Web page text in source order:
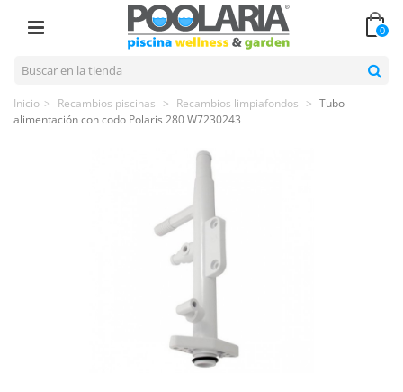
0
Inicio > Recambios piscinas > Recambios limpiafondos > Tubo
alimentación con codo Polaris 280 W7230243